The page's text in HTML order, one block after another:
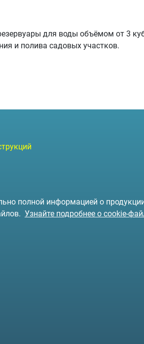
для воды объёмом от 3
и полива садовых участков.
полной информацией о
Узнайте подробнее о cookie-